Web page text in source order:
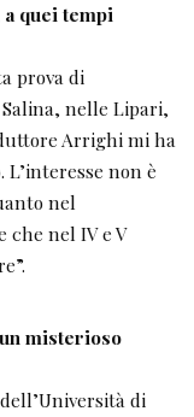
quei tempi
prova di
nelle Lipari,
Arrighi mi ha
non è
nel
nel IV e V
misterioso
di